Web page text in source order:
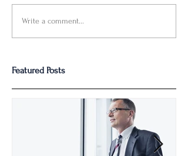
FHSA的细节规则解析，为
您揭秘攻略
Write a comment...
Featured Posts